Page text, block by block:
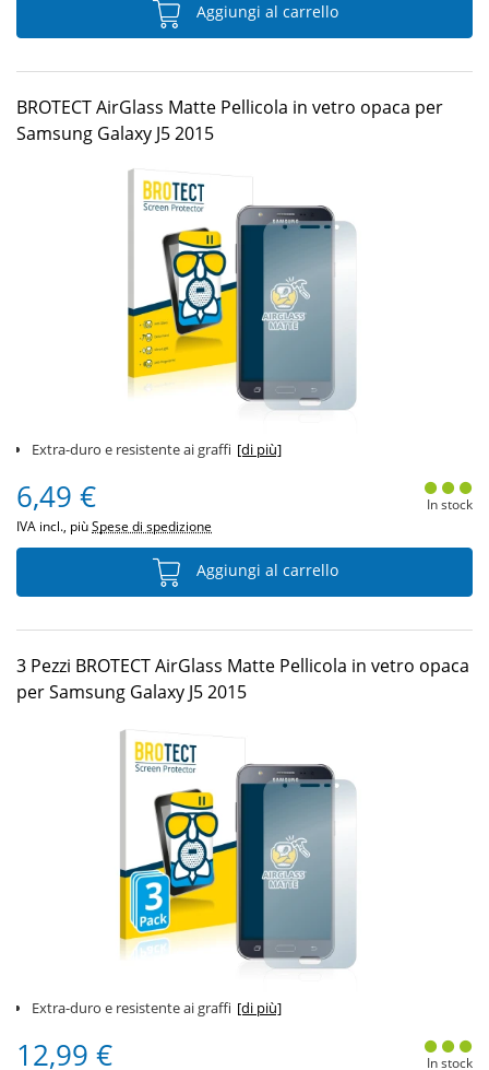
Aggiungi al carrello
BROTECT AirGlass Matte Pellicola in vetro opaca per
Samsung Galaxy J5 2015
Extra-duro e resistente ai graffi [di più]
6,49 €
IVA incl., piùSpese di spedizione
In stock
Aggiungi al carrello
3 Pezzi BROTECT AirGlass Matte Pellicola in vetro opaca
per Samsung Galaxy J5 2015
Extra-duro e resistente ai graffi [di più]
12,99 € In stock